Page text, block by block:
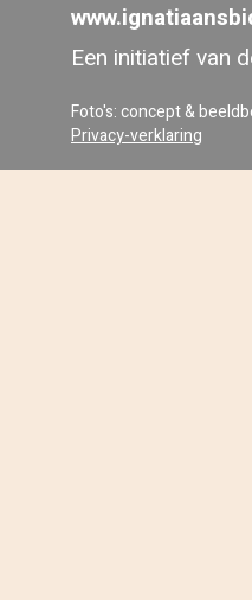
Een initiatief van
Foto's: concept &
Privacy-verklaring